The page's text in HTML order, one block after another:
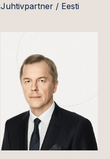
Juhtivpartner / Eesti